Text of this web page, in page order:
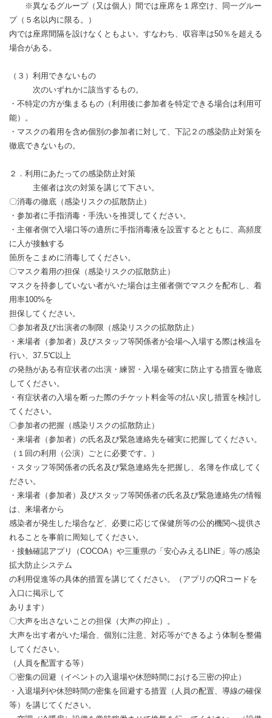
※異なるグループ（又は個人）間では座席を１席空け、同一グルー
プ（５名以内に限る。）
内では座席間隔を設けなくともよい。すなわち、収容率は50％を超える
場合がある。
（３）利用できないもの
次のいずれかに該当するもの。
・不特定の方が集まるもの（利用後に参加者を特定できる場合は利用可
能）。
・マスクの着用を含め個別の参加者に対して、下記２の感染防止対策を
徹底できないもの。
２．利用にあたっての感染防止対策
主催者は次の対策を講じて下さい。
〇消毒の徹底（感染リスクの拡散防止）
・参加者に手指消毒・手洗いを推奨してください。
・主催者側で入場口等の適所に手指消毒液を設置するとともに、高頻度
に人が接触する
箇所をこまめに消毒してください。
〇マスク着用の担保（感染リスクの拡散防止）
マスクを持参していない者がいた場合は主催者側でマスクを配布し、着
用率100%を
担保してください。
〇参加者及び出演者の制限（感染リスクの拡散防止）
・来場者（参加者）及びスタッフ等関係者が会場へ入場する際は検温を
行い、37.5℃以上
の発熱がある有症状者の出演・練習・入場を確実に防止する措置を徹底
してください。
・有症状者の入場を断った際のチケット料金等の払い戻し措置を検討し
てください。
〇参加者の把握（感染リスクの拡散防止）
・来場者（参加者）の氏名及び緊急連絡先を確実に把握してください。
（１回の利用（公演）ごとに必要です。）
・スタッフ等関係者の氏名及び緊急連絡先を把握し、名簿を作成してく
ださい。
・来場者（参加者）及びスタッフ等関係者の氏名及び緊急連絡先の情報
は、来場者から
感染者が発生した場合など、必要に応じて保健所等の公的機関へ提供さ
れることを事前に周知してください。
・接触確認アプリ（COCOA）や三重県の「安心みえるLINE」等の感染
拡大防止システム
の利用促進等の具体的措置を講じてください。（アプリのQRコードを
入口に掲示して
あります）
〇大声を出さないことの担保（大声の抑止）。
大声を出す者がいた場合、個別に注意、対応等ができるよう体制を整備
してください。
（人員を配置する等）
〇密集の回避（イベントの入退場や休憩時間における三密の抑止）
・入退場列や休憩時間の密集を回避する措置（人員の配置、導線の確保
等）を講じてください。